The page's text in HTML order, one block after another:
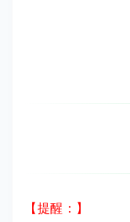
【提醒：】